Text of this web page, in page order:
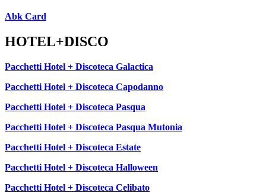
Abk Card
HOTEL+DISCO
Pacchetti Hotel + Discoteca Galactica
Pacchetti Hotel + Discoteca Capodanno
Pacchetti Hotel + Discoteca Pasqua
Pacchetti Hotel + Discoteca Pasqua Mutonia
Pacchetti Hotel + Discoteca Estate
Pacchetti Hotel + Discoteca Halloween
Pacchetti Hotel + Discoteca Celibato